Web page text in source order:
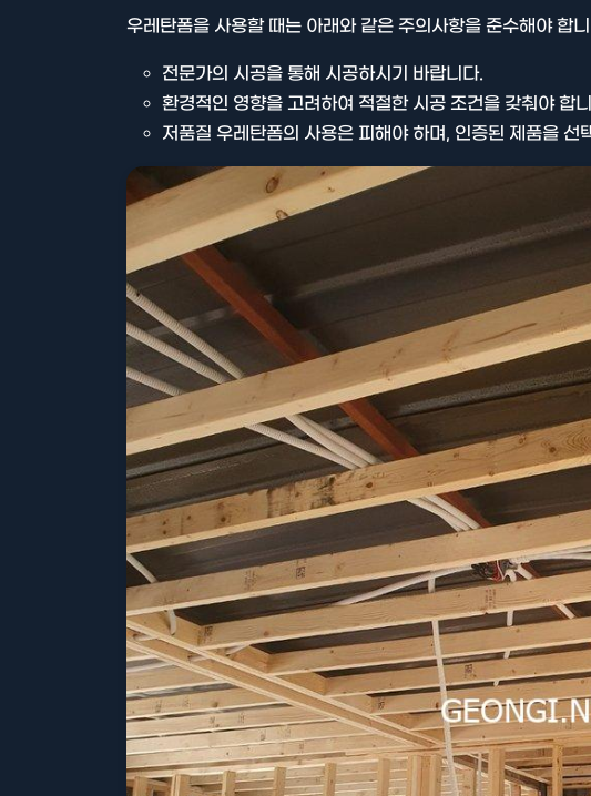
우레탄폼을 사용할 때는 아래와 같은 주의사항을 준수해야 합
전문가의 시공을 통해 시공하시기 바랍니다.
환경적인 영향을 고려하여 적절한 시공 조건을 갖춰야 합
저품질 우레탄폼의 사용은 피해야 하며, 인증된 제품을 선